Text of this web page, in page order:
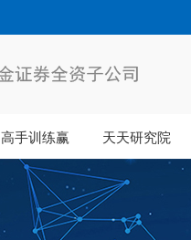
高手训练赢 天天研究院